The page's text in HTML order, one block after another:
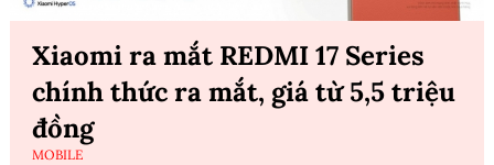
Xiaomi ra mắt REDMI 17 Series
chính thức ra mắt, giá từ 5,5 triệu
đồng
MOBILE